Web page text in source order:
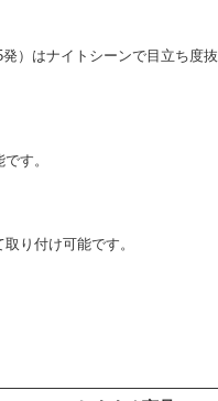
）はナイトシーンで目立ち度
す。
り付け可能です。